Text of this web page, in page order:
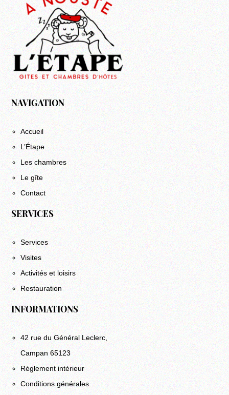
NAVIGATION
Accueil
L’Étape
Les chambres
Le gîte
Contact
SERVICES
Services
Visites
Activités et loisirs
Restauration
INFORMATIONS
42 rue du Général Leclerc,
Campan 65123
Règlement intérieur
Conditions générales